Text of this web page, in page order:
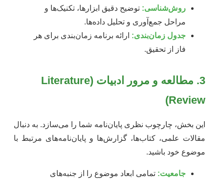
روش‌شناسی: توضیح دقیق ابزارها، تکنیک‌ها و
مراحل جمع‌آوری و تحلیل داده‌ها.
جدول زمان‌بندی: ارائه برنامه زمان‌بندی برای هر
فاز از تحقیق.
3. مطالعه و مرور ادبیات (Literature
Review)
این بخش، چارچوب نظری پایان‌نامه شما را می‌سازد. به دنبال
مقالات علمی، کتاب‌ها، گزارش‌ها و پایان‌نامه‌های مرتبط با
موضوع خود باشید.
جامعیت: تمامی ابعاد موضوع را از جنبه‌های